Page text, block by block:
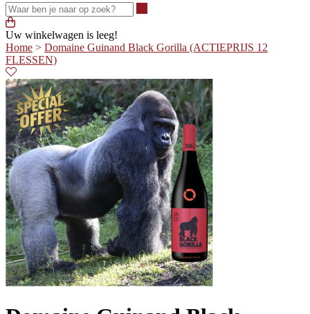
Uw winkelwagen is leeg!
Home > Domaine Guinand Black Gorilla (ACTIEPRIJS 12
FLESSEN)